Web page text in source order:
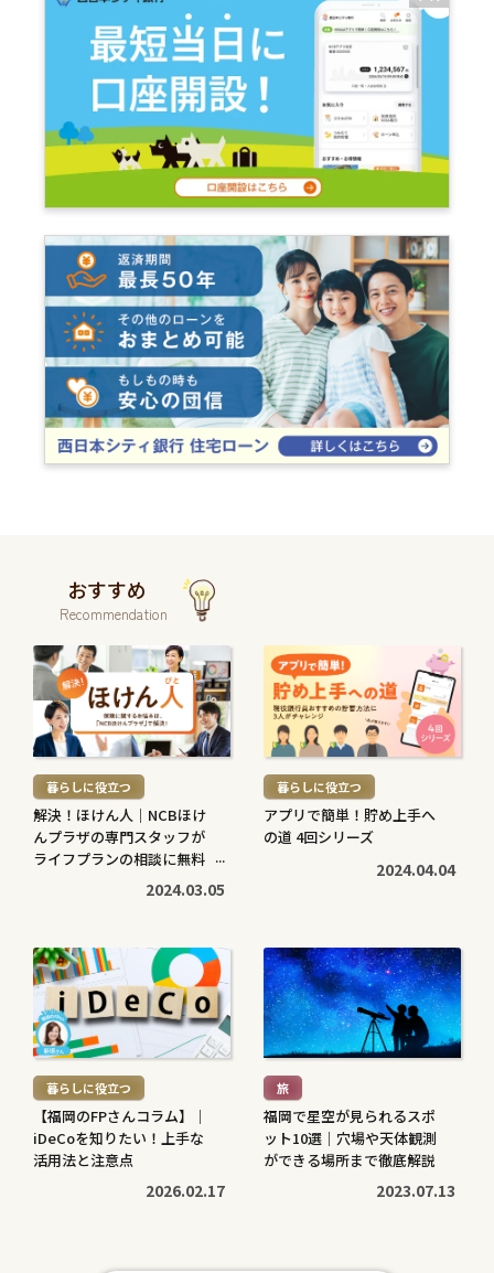
おすすめ
Recommendation
続
き
を
読
む
> 暮らしに役立つ
解決！ほけん人｜NCBほけ
んプラザの専門スタッフが
ライフプランの相談に無料
2024.03.05
続
き
を
読
む
> 暮らしに役立つ
アプリで簡単！貯め上手へ
の道 4回シリーズ
2024.04.04
続
き
を
読
む
> 暮らしに役立つ
【福岡のFPさんコラム】｜
iDeCoを知りたい！上手な
活用法と注意点
2026.02.17
続
き
を
読
む
> 旅
福岡で星空が見られるスポ
ット10選｜穴場や天体観測
ができる場所まで徹底解説
2023.07.13